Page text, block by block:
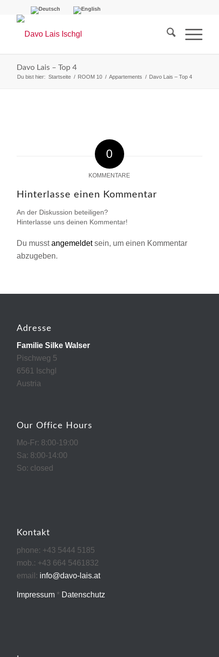
Davo Lais – Top 4
Du bist hier: Startseite / ROOM 10 / Appartements / Davo Lais – Top 4
0
KOMMENTARE
Hinterlasse einen Kommentar
An der Diskussion beteiligen?
Hinterlasse uns deinen Kommentar!
Du musstangemeldetsein, um einen Kommentar
abzugeben.
Adresse
Familie Silke Walser
Pischweg 5
6561 Ischgl
Austria
Our Office Hours
Mo-Fr: 8:00-19:00
Sa: 8:00-14:00
So: closed
Kontakt
phone: +43 5444 5185
mob.: +43 664 5461832
email: info@davo-lais.at
Impressum* Datenschutz